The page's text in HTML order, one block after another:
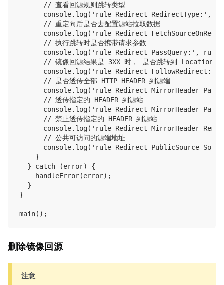
      // 查看回源规则跳转类型
console.log('rule Redirect RedirectType:',
      // 重定向后是否去配置源站拉取数据
console.log('rule Redirect
      // 执行跳转时是否携带请求参数
console.log('rule Redirect PassQuery:',
// 镜像回源结果是 3XX 时， 是否跳转到 Location
console.log('rule Redirect FollowRedirect:',
      // 是否透传全部 HTTP HEADER 到源端
console.log('rule Redirect MirrorHeader
      // 透传指定的 HEADER 到源站
console.log('rule Redirect MirrorHeader
      // 禁止透传指定的 HEADER 到源站
console.log('rule Redirect MirrorHeader
      // 公共可访问的源端地址
console.log('rule Redirect PublicSource
    }
  } catch (error) {
    handleError(error);
  }
}
删除镜像回源
注意